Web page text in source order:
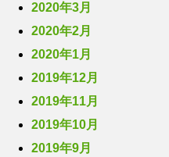
2020年3月
2020年2月
2020年1月
2019年12月
2019年11月
2019年10月
2019年9月